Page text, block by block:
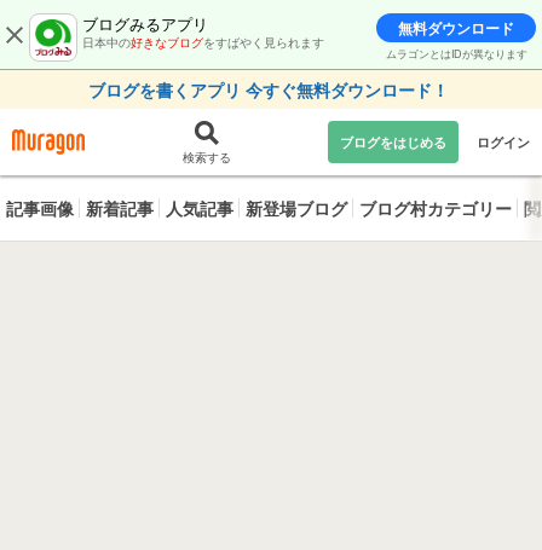
ブログみるアプリ
日本中の好きなブログをすばやく見られます
無料ダウンロード
ムラゴンとはIDが異なります
ブログを書くアプリ 今すぐ無料ダウンロード！
検索する
ブログをはじめる ログイン
記事画像 新着記事 人気記事 新登場ブログ ブログ村カテゴリー